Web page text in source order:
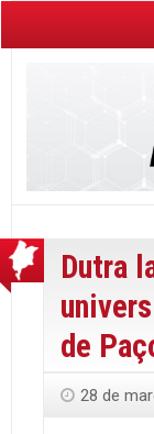
Dutra
de
28 de